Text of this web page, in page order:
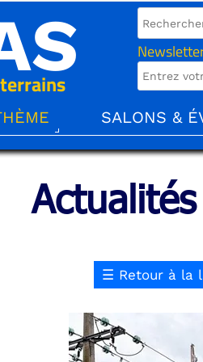
SALONS &
☰ Retour à la